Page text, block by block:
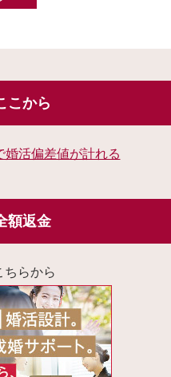
こから
婚活偏差値が計れる
額返金
ちらから